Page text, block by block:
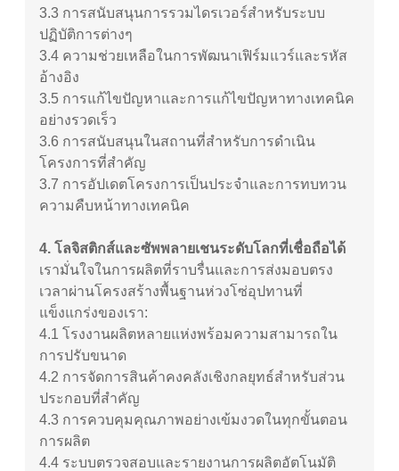
3.3 การสนับสนุนการรวมไดรเวอร์สำหรับระบบ
ปฏิบัติการต่างๆ
3.4 ความช่วยเหลือในการพัฒนาเฟิร์มแวร์และรหัส
อ้างอิง
3.5 การแก้ไขปัญหาและการแก้ไขปัญหาทางเทคนิค
อย่างรวดเร็ว
3.6 การสนับสนุนในสถานที่สำหรับการดำเนิน
โครงการที่สำคัญ
3.7 การอัปเดตโครงการเป็นประจำและการทบทวน
ความคืบหน้าทางเทคนิค
4. โลจิสติกส์และซัพพลายเชนระดับโลกที่เชื่อถือได้
เรามั่นใจในการผลิตที่ราบรื่นและการส่งมอบตรง
เวลาผ่านโครงสร้างพื้นฐานห่วงโซ่อุปทานที่
แข็งแกร่งของเรา:
4.1 โรงงานผลิตหลายแห่งพร้อมความสามารถใน
การปรับขนาด
4.2 การจัดการสินค้าคงคลังเชิงกลยุทธ์สำหรับส่วน
ประกอบที่สำคัญ
4.3 การควบคุมคุณภาพอย่างเข้มงวดในทุกขั้นตอน
การผลิต
4.4 ระบบตรวจสอบและรายงานการผลิตอัตโนมัติ